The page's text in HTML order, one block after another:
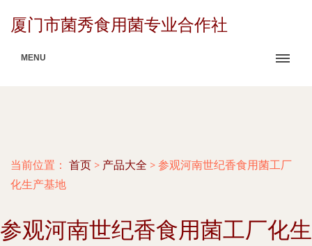
厦门市菌秀食用菌专业合作社
MENU
当前位置： 首页 > 产品大全 > 参观河南世纪香食用菌工厂
化生产基地
参观河南世纪香食用菌工厂化生